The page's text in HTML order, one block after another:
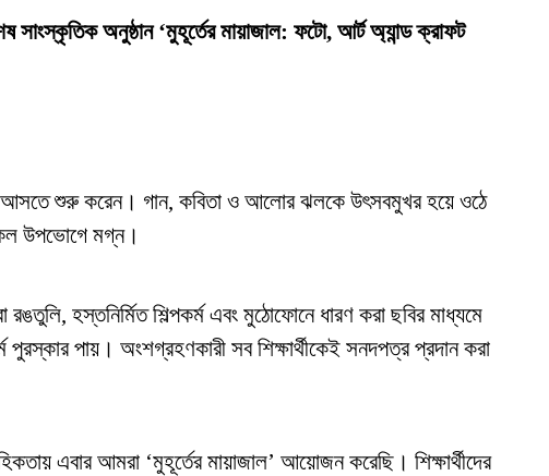
সাংস্কৃতিক অনুষ্ঠান ‘মুহূর্তের মায়াজাল: ফটো, আর্ট অ্যান্ড ক্রাফট
আসতে শুরু করেন। গান, কবিতা ও আলোর ঝলকে উৎসবমুখর হয়ে ওঠে
উপভোগে মগ্ন।
হস্তনির্মিত শিল্পকর্ম এবং মুঠোফোনে ধারণ করা ছবির মাধ্যমে
পুরস্কার পায়। অংশগ্রহণকারী সব শিক্ষার্থীকেই সনদপত্র প্রদান করা
এবার আমরা ‘মুহূর্তের মায়াজাল’ আয়োজন করেছি। শিক্ষার্থীদের